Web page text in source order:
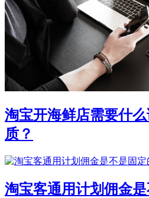
淘宝开海鲜店需要什
质？
淘宝客通用计划佣金